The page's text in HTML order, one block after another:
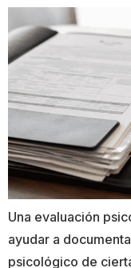
Una evaluación
ayudar a
psicológico de